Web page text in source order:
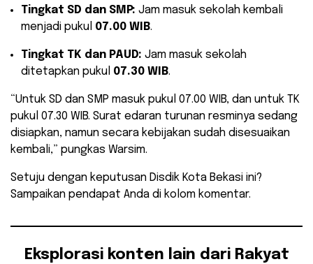
Tingkat SD dan SMP: Jam masuk sekolah kembali
menjadi pukul 07.00 WIB.
Tingkat TK dan PAUD: Jam masuk sekolah
ditetapkan pukul 07.30 WIB.
“Untuk SD dan SMP masuk pukul 07.00 WIB, dan untuk TK
pukul 07.30 WIB. Surat edaran turunan resminya sedang
disiapkan, namun secara kebijakan sudah disesuaikan
kembali,” pungkas Warsim.
Setuju dengan keputusan Disdik Kota Bekasi ini?
Sampaikan pendapat Anda di kolom komentar.
Eksplorasi konten lain dari Rakyat